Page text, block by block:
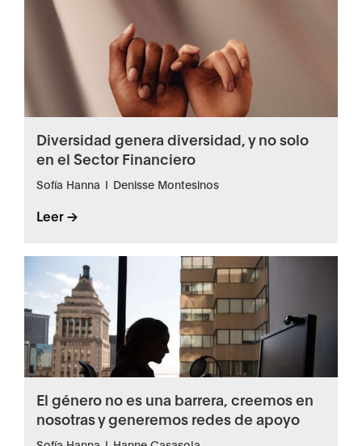
Diversidad genera diversidad, y no solo
en el Sector Financiero
Sofía Hanna I Denisse Montesinos
Leer ->
El género no es una barrera, creemos en
nosotras y generemos redes de apoyo